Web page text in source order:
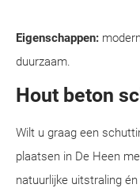
Eigenschappen:
duurzaam.
Hout beton
Wilt u graag een
plaatsen in De Heen
natuurlijke uitstraling